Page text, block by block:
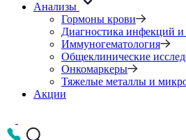
Анализы
Гормоны крови
Диагностика инфекций и
Иммуногематология
Общеклинические
Онкомаркеры
Тяжелые металлы и
Акции